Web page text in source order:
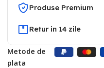
Produse Premium
Retur in 14 zile
Metode de
plata